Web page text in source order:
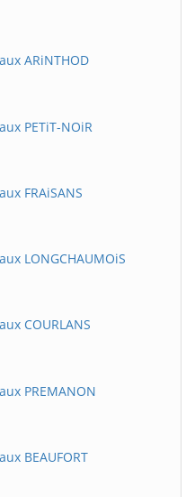
ARiNTHOD
PETiT-NOiR
FRAiSANS
LONGCHAUMOiS
COURLANS
PREMANON
BEAUFORT